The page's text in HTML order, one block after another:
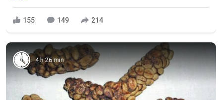
155 149 214
4 h 26 min